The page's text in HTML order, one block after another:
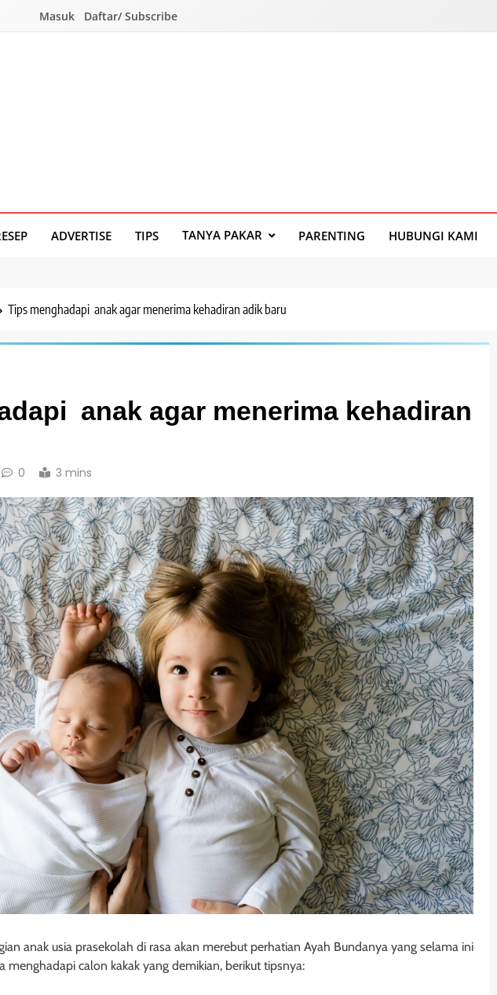
Masuk Daftar/ Subscribe
ADVERTISE TIPS TANYA PAKAR PARENTING HUBUNGI KAMI
Tips menghadapi anak agar menerima kehadiran adik baru
anak agar menerima kehadiran
0 3 mins
anak usia prasekolah di rasa akan merebut perhatian Ayah Bundanya yang selama ini
menghadapi calon kakak yang demikian, berikut tipsnya: